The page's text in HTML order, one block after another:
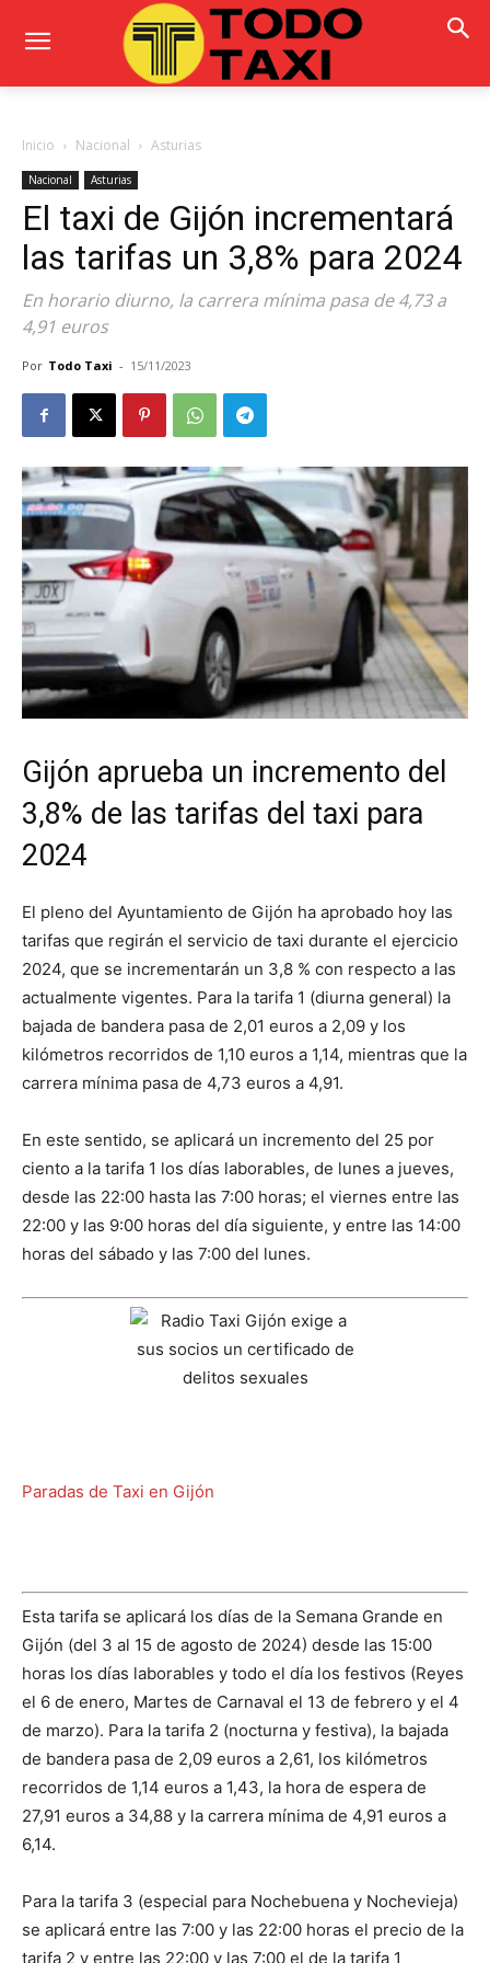
Inicio Nacional Asturias
Nacional Asturias
El taxi de Gijón incrementará
las tarifas un 3,8% para 2024
En horario diurno, la carrera mínima pasa de 4,73 a
4,91 euros
Por Todo Taxi - 15/11/2023
Gijón aprueba un incremento del
3,8% de las tarifas del taxi para
2024
El pleno del Ayuntamiento de Gijón ha aprobado hoy las
tarifas que regirán el servicio de taxi durante el ejercicio
2024, que se incrementarán un 3,8 % con respecto a las
actualmente vigentes. Para la tarifa 1 (diurna general) la
bajada de bandera pasa de 2,01 euros a 2,09 y los
kilómetros recorridos de 1,10 euros a 1,14, mientras que la
carrera mínima pasa de 4,73 euros a 4,91.
En este sentido, se aplicará un incremento del 25 por
ciento a la tarifa 1 los días laborables, de lunes a jueves,
desde las 22:00 hasta las 7:00 horas; el viernes entre las
22:00 y las 9:00 horas del día siguiente, y entre las 14:00
horas del sábado y las 7:00 del lunes.
Paradas de Taxi en Gijón
Esta tarifa se aplicará los días de la Semana Grande en
Gijón (del 3 al 15 de agosto de 2024) desde las 15:00
horas los días laborables y todo el día los festivos (Reyes
el 6 de enero, Martes de Carnaval el 13 de febrero y el 4
de marzo). Para la tarifa 2 (nocturna y festiva), la bajada
de bandera pasa de 2,09 euros a 2,61, los kilómetros
recorridos de 1,14 euros a 1,43, la hora de espera de
27,91 euros a 34,88 y la carrera mínima de 4,91 euros a
6,14.
Para la tarifa 3 (especial para Nochebuena y Nochevieja)
se aplicará entre las 7:00 y las 22:00 horas el precio de la
tarifa 2 y entre las 22:00 y las 7:00 el de la tarifa 1